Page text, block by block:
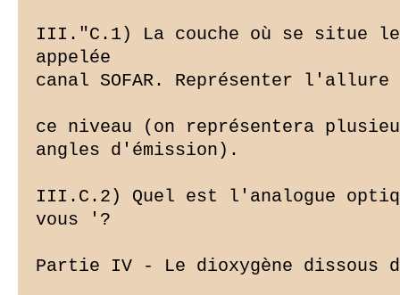
III."C.1) La couche où se situe
appelée
canal SOFAR. Représenter
ce niveau (on représentera
angles d'émission).
III.C.2) Quel est l'analogue
vous '?
Partie IV - Le dioxygène dissous